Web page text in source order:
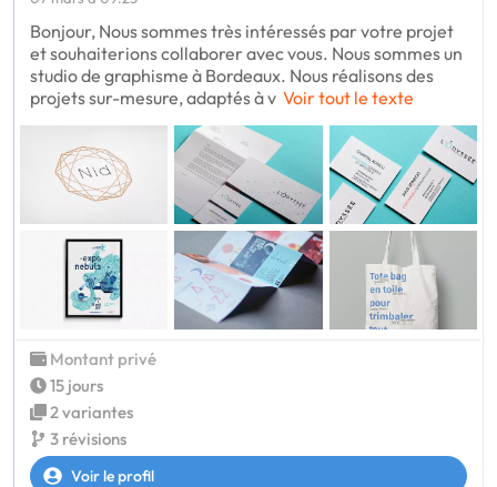
Bonjour, Nous sommes très intéressés par votre projet
et souhaiterions collaborer avec vous. Nous sommes un
studio de graphisme à Bordeaux. Nous réalisons des
projets sur-mesure, adaptés à v Voir tout le texte
Montant privé
15 jours
2 variantes
3 révisions
Voir le profil